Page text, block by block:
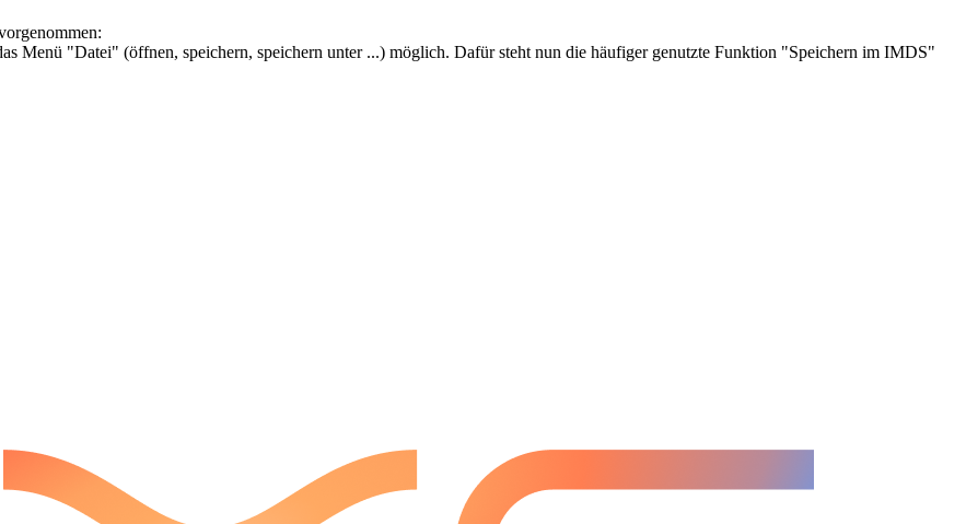
Menü "Datei" (öffnen, speichern, speichern unter ...) möglich. Dafür steht nun die häufiger genutzte Funktion "Speichern im IMDS"